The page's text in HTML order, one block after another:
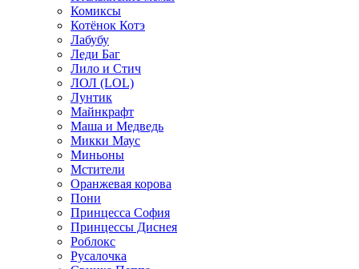
Комиксы
Котёнок Котэ
Лабубу
Леди Баг
Лило и Стич
ЛОЛ (LOL)
Лунтик
Майнкрафт
Маша и Медведь
Микки Маус
Миньоны
Мстители
Оранжевая корова
Пони
Принцесса София
Принцессы Диснея
Роблокс
Русалочка